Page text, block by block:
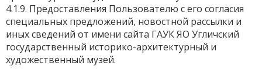
4.1.9. Предоставления Пользователю с его согласия
специальных предложений, новостной рассылки и
иных сведений от имени сайта ГАУК ЯО Угличский
государственный историко-архитектурный и
художественный музей.